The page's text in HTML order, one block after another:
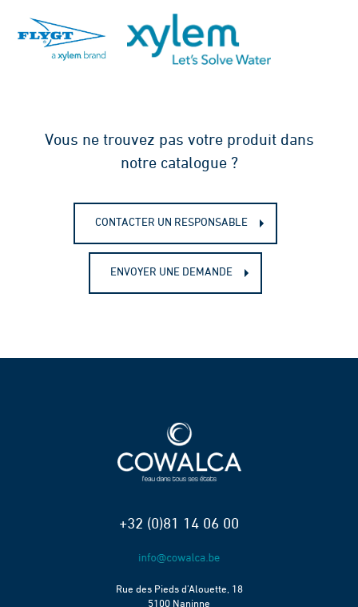
Vous ne trouvez pas votre produit dans
notre catalogue ?
CONTACTER UN RESPONSABLE
ENVOYER UNE DEMANDE
+32 (0)81 14 06 00
Rue des Pieds d’Alouette, 18
5100 Naninne